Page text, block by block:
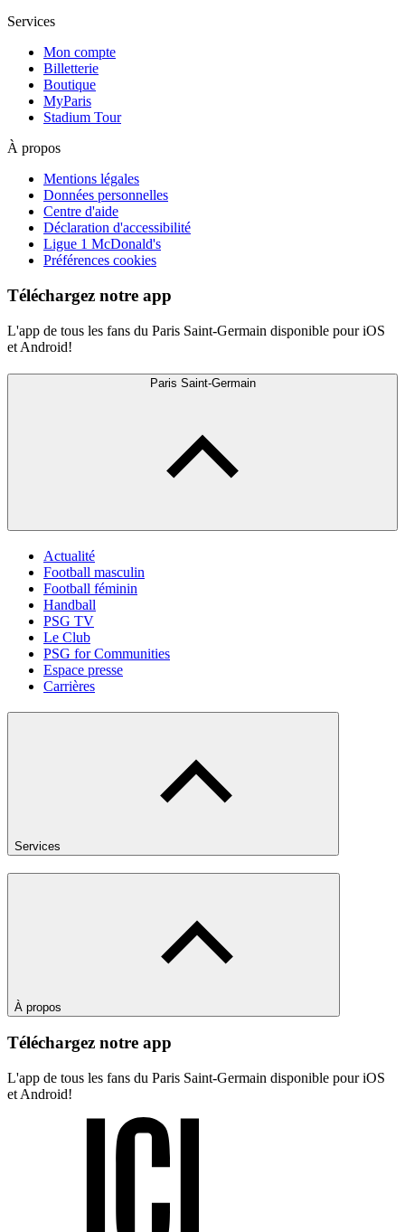
Services
Mon compte
Billetterie
Boutique
MyParis
Stadium Tour
À propos
Mentions légales
Données personnelles
Centre d'aide
Déclaration d'accessibilité
Ligue 1 McDonald's
Préférences cookies
Téléchargez notre app
L'app de tous les fans du Paris Saint-Germain disponible pour iOS
et Android!
Paris Saint-Germain
Actualité
Football masculin
Football féminin
Handball
PSG TV
Le Club
PSG for Communities
Espace presse
Carrières
Services
À propos
Téléchargez notre app
L'app de tous les fans du Paris Saint-Germain disponible pour iOS
et Android!